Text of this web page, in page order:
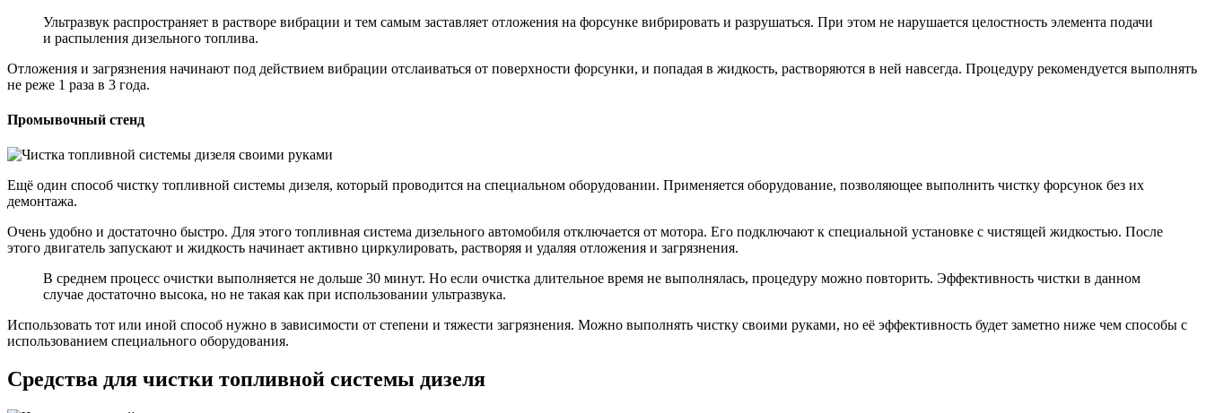
Ультразвук распространяет в растворе вибрации и тем самым заставляет отложения на форсунке вибрировать и разрушаться. При этом не нарушается целостность элемента подачи
и распыления дизельного топлива.
Отложения и загрязнения начинают под действием вибрации отслаиваться от поверхности форсунки, и попадая в жидкость, растворяются в ней навсегда. Процедуру рекомендуется выполнять
не реже 1 раза в 3 года.
Промывочный стенд
Ещё один способ чистку топливной системы дизеля, который проводится на специальном оборудовании. Применяется оборудование, позволяющее выполнить чистку форсунок без их
демонтажа.
Очень удобно и достаточно быстро. Для этого топливная система дизельного автомобиля отключается от мотора. Его подключают к специальной установке с чистящей жидкостью. После
этого двигатель запускают и жидкость начинает активно циркулировать, растворяя и удаляя отложения и загрязнения.
В среднем процесс очистки выполняется не дольше 30 минут. Но если очистка длительное время не выполнялась, процедуру можно повторить. Эффективность чистки в данном
случае достаточно высока, но не такая как при использовании ультразвука.
Использовать тот или иной способ нужно в зависимости от степени и тяжести загрязнения. Можно выполнять чистку своими руками, но её эффективность будет заметно ниже чем способы с
использованием специального оборудования.
Средства для чистки топливной системы дизеля